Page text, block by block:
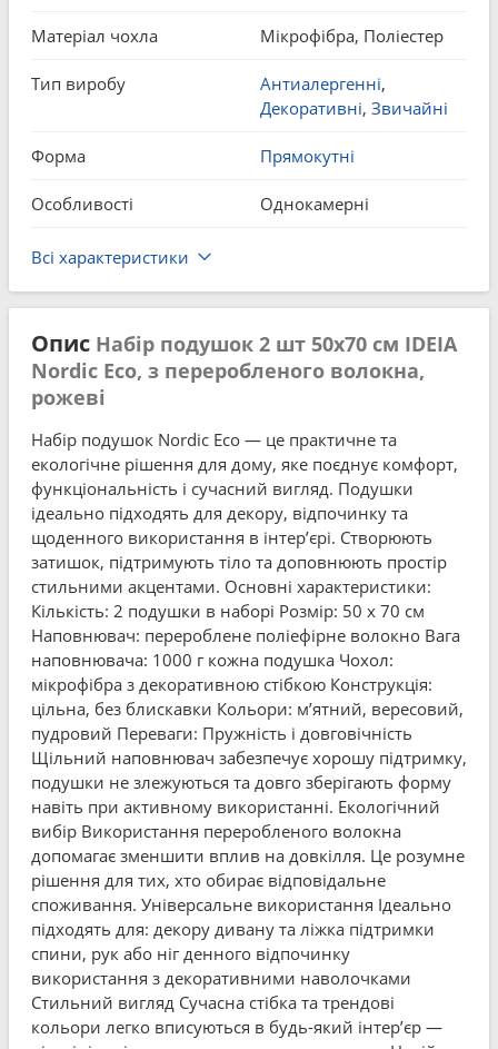
Матеріал чохла Мікрофібра, Поліестер
Тип виробу Антиалергенні,
Декоративні, Звичайні
Форма Прямокутні
Особливості Однокамерні
Всі характеристики
Опис Набір подушок 2 шт 50x70 см IDEIA
Nordic Eco, з переробленого волокна,
рожеві
Набір подушок Nordic Eco — це практичне та
екологічне рішення для дому, яке поєднує комфорт,
функціональність і сучасний вигляд. Подушки
ідеально підходять для декору, відпочинку та
щоденного використання в інтер’єрі. Створюють
затишок, підтримують тіло та доповнюють простір
стильними акцентами. Основні характеристики:
Кількість: 2 подушки в наборі Розмір: 50 x 70 см
Наповнювач: перероблене поліефірне волокно Вага
наповнювача: 1000 г кожна подушка Чохол:
мікрофібра з декоративною стібкою Конструкція:
цільна, без блискавки Кольори: м’ятний, вересовий,
пудровий Переваги: Пружність і довговічність
Щільний наповнювач забезпечує хорошу підтримку,
подушки не злежуються та довго зберігають форму
навіть при активному використанні. Екологічний
вибір Використання переробленого волокна
допомагає зменшити вплив на довкілля. Це розумне
рішення для тих, хто обирає відповідальне
споживання. Універсальне використання Ідеально
підходять для: декору дивану та ліжка підтримки
спини, рук або ніг денного відпочинку
використання з декоративними наволочками
Стильний вигляд Сучасна стібка та трендові
кольори легко вписуються в будь-який інтер’єр —